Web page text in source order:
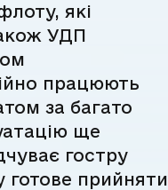
які
УДП
працюють
за багато
ще
гостру
готове прийняти